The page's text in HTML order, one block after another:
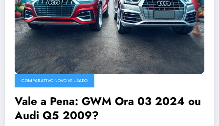
COMPARATIVO NOVO VS USADO
Vale a Pena: GWM Ora 03 2024 ou
Audi Q5 2009?